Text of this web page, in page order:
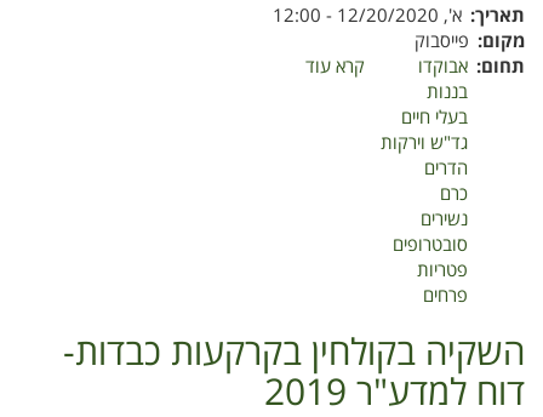
תאריך א', 12/20/2020 - 12:00
מקום פייסבוק
תחום
אבוקדו
בננות
בעלי חיים
גד"ש וירקות
הדרים
כרם
נשירים
סובטרופים
פטריות
פרחים
קרא עוד
השקיה בקולחין בקרקעות כבדות-
דוח למדע"ר 2019